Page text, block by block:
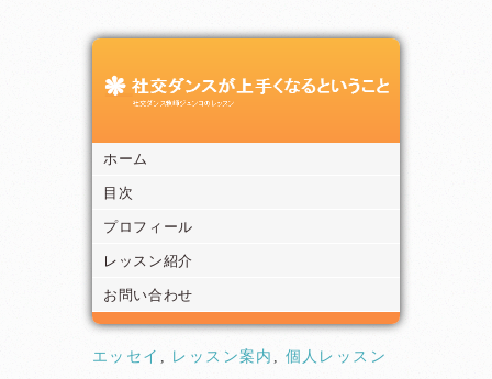
ホーム
目次
プロフィール
レッスン紹介
お問い合わせ
エッセイ , レッスン案内 , 個人レッスン